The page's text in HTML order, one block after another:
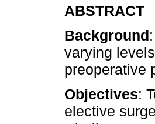
ABSTRACT
Background
varying
preoperative
Objectives:
elective